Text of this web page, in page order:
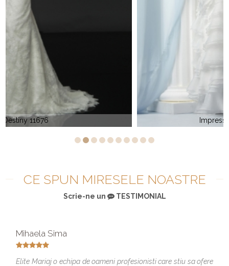
CE SPUN MIRESELE NOASTRE
Scrie-ne un TESTIMONIAL
Mihaela Sima
Elite Mariaj o echipa de oameni profesionisti care stiu sa ofere